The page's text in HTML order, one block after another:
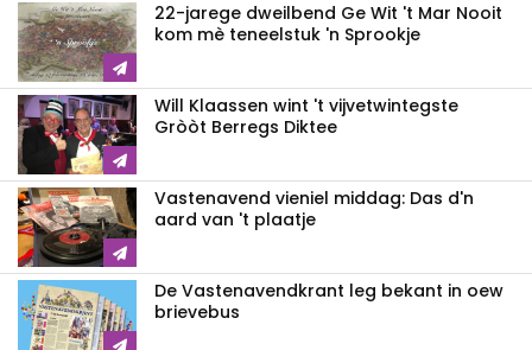
22-jarege dweilbend Ge Wit 't Mar Nooit
kom mè teneelstuk 'n Sprookje
Will Klaassen wint 't vijvetwintegste
Gròòt Berregs Diktee
Vastenavend vieniel middag: Das d'n
aard van 't plaatje
De Vastenavendkrant leg bekant in oew
brievebus